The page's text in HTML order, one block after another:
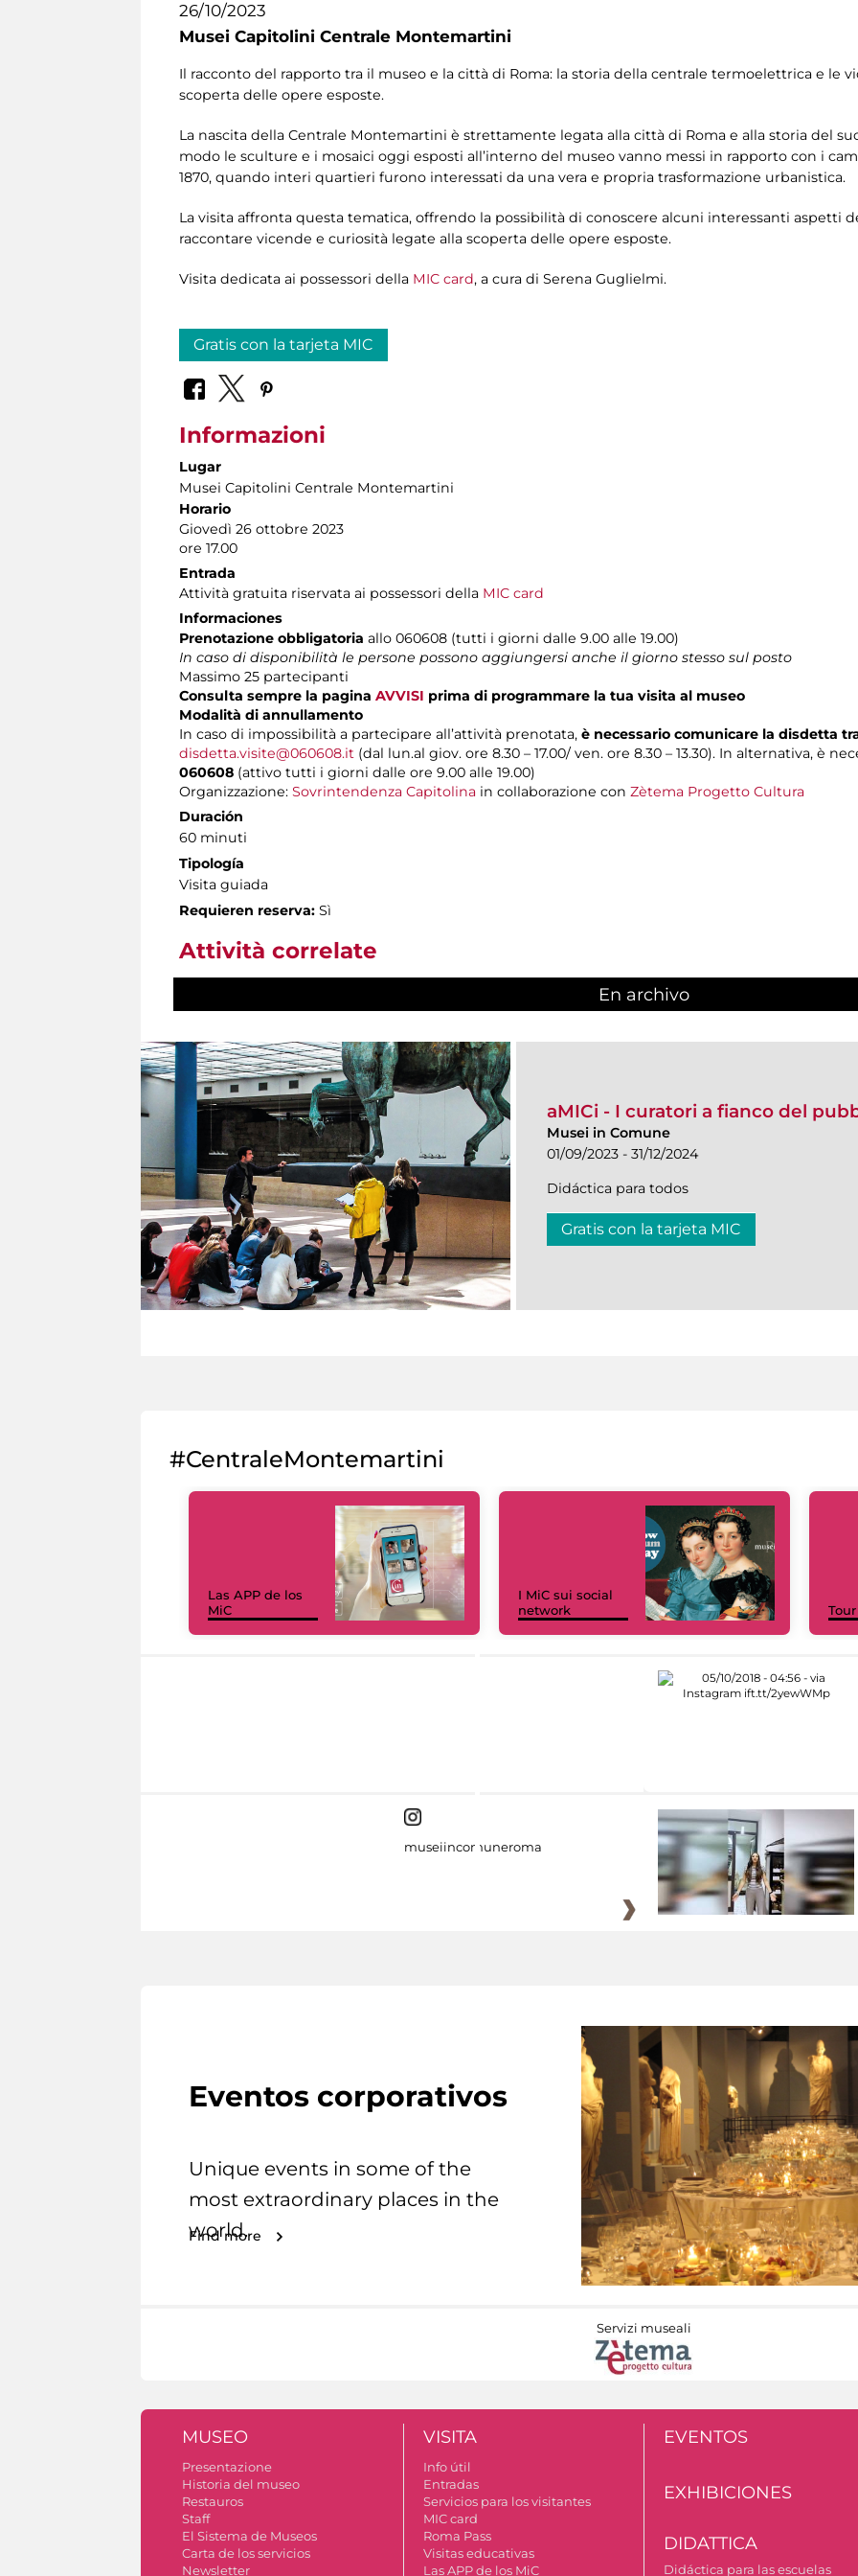
26/10/2023
Musei Capitolini Centrale Montemartini
Il racconto del rapporto tra il museo e la città di Roma: la storia della centrale termoelettrica e le
scoperta delle opere esposte.
La nascita della Centrale Montemartini è strettamente legata alla città di Roma e alla storia del
modo le sculture e i mosaici oggi esposti all’interno del museo vanno messi in rapporto con i
1870, quando interi quartieri furono interessati da una vera e propria trasformazione urbanistica.
La visita affronta questa tematica, offrendo la possibilità di conoscere alcuni interessanti aspetti
raccontare vicende e curiosità legate alla scoperta delle opere esposte.
Visita dedicata ai possessori della MIC card, a cura di Serena Guglielmi.
Gratis con la tarjeta MIC
Informazioni
Lugar
Musei Capitolini Centrale Montemartini
Horario
Giovedì 26 ottobre 2023
ore 17.00
Entrada
Attività gratuita riservata ai possessori della MIC card
Informaciones
Prenotazione obbligatoria allo 060608 (tutti i giorni dalle 9.00 alle 19.00)
In caso di disponibilità le persone possono aggiungersi anche il giorno stesso sul posto
Massimo 25 partecipanti
Consulta sempre la pagina AVVISI prima di programmare la tua visita al museo
Modalità di annullamento
In caso di impossibilità a partecipare all’attività prenotata, è necessario comunicare la disdetta
disdetta.visite@060608.it (dal lun.al giov. ore 8.30 – 17.00/ ven. ore 8.30 – 13.30). In alternativa, è
060608 (attivo tutti i giorni dalle ore 9.00 alle 19.00)
Organizzazione: Sovrintendenza Capitolina in collaborazione con Zètema Progetto Cultura
Duración
60 minuti
Tipología
Visita guiada
Requieren reserva: Sì
Attività correlate
En archivo
aMICi - I curatori a fianco del
Musei in Comune
01/09/2023 - 31/12/2024
Didáctica para todos
Gratis con la tarjeta MIC
#CentraleMontemartini
Las APP de los
MiC
I MiC sui social
network
museiincomuneroma
Eventos corporativos
Unique events in some of the
most extraordinary places in the
world.
Find more
Servizi museali
MUSEO
Presentazione
Historia del museo
Restauros
Staff
El Sistema de Museos
Carta de los servicios
Newsletter
VISITA
Info útil
Entradas
Servicios para los visitantes
MIC card
Roma Pass
Visitas educativas
Las APP de los MiC
EVENTOS
EXHIBICIONES
DIDATTICA
Didáctica para las escuelas